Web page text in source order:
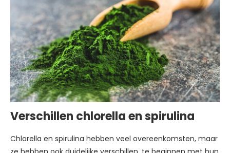
Verschillen chlorella en spirulina
Chlorella en spirulina hebben veel overeenkomsten, maar